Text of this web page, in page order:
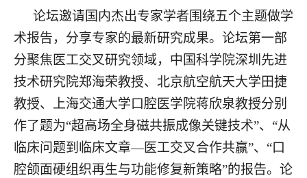
论坛邀请国内杰出专家学者围绕五个主题做学
术报告，分享专家的最新研究成果。论坛第一部
分聚焦医工交叉研究领域，中国科学院深圳先进
技术研究院郑海荣教授、北京航空航天大学田捷
教授、上海交通大学口腔医学院蒋欣泉教授分别
作了题为“超高场全身磁共振成像关键技术”、“从
临床问题到临床文章—医工交叉合作共赢”、“口
腔颌面硬组织再生与功能修复新策略”的报告。论